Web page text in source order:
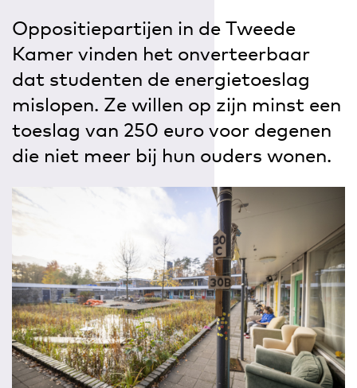
Oppositiepartijen in de Tweede
Kamer vinden het onverteerbaar
dat studenten de energietoeslag
mislopen. Ze willen op zijn minst een
toeslag van 250 euro voor degenen
die niet meer bij hun ouders wonen.